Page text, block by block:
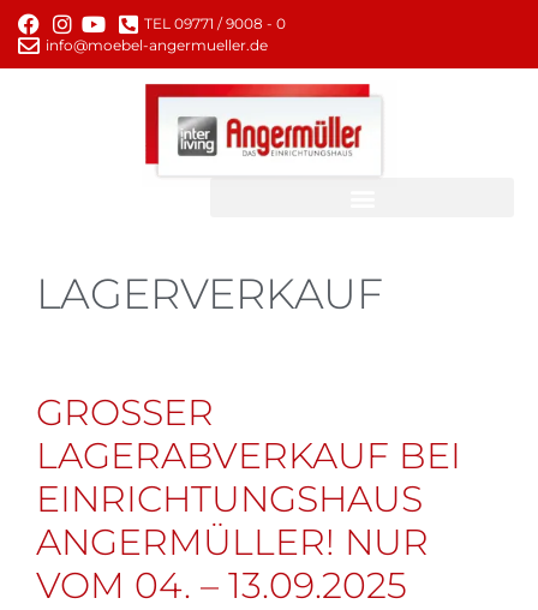
TEL 09771 / 9008 - 0
info@moebel-angermueller.de
LAGERVERKAUF
GROSSER L
AGERABVERKAUF BEI E
INRICHTUNGSHAUS A
NGERMÜLLER! NUR V
OM 04. – 13.09.2025